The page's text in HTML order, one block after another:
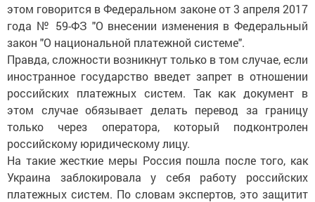
этом говорится в Федеральном законе от 3 апреля 2017
года № 59-ФЗ "О внесении изменения в Федеральный
закон "О национальной платежной системе".
Правда, сложности возникнут только в том случае, если
иностранное государство введет запрет в отношении
российских платежных систем. Так как документ в
этом случае обязывает делать перевод за границу
только через оператора, который подконтролен
российскому юридическому лицу.
На такие жесткие меры Россия пошла после того, как
Украина заблокировала у себя работу российских
платежных систем. По словам экспертов, это защитит